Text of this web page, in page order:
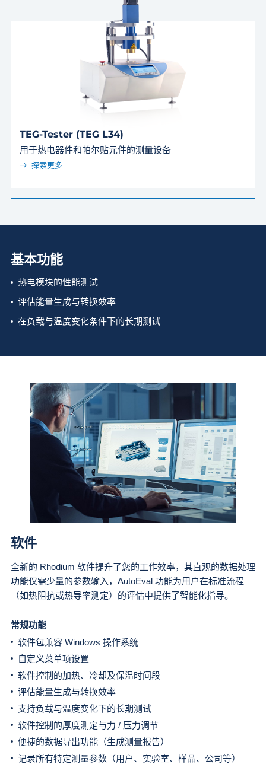
TEG-Tester (TEG L34)
用于热电器件和帕尔贴元件的测量设备
探索更多
基本功能
热电模块的性能测试
评估能量生成与转换效率
在负载与温度变化条件下的长期测试
软件
全新的 Rhodium 软件提升了您的工作效率，其直观的数据处理
功能仅需少量的参数输入，AutoEval 功能为用户在标准流程
（如热阻抗或热导率测定）的评估中提供了智能化指导。
常规功能
软件包兼容 Windows 操作系统
自定义菜单项设置
软件控制的加热、冷却及保温时间段
评估能量生成与转换效率
支持负载与温度变化下的长期测试
软件控制的厚度测定与力 / 压力调节
便捷的数据导出功能（生成测量报告）
记录所有特定测量参数（用户、实验室、样品、公司等）